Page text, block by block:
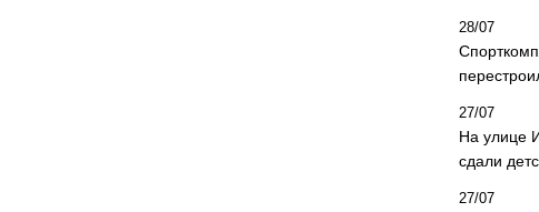
28/07
27/07
На улице
сдали
27/07